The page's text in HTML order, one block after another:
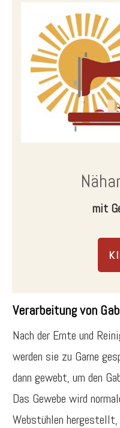
mit
Verarbeitung von
Nach der Ernte und
werden sie zu Garne
dann gewebt, um den
Das Gewebe wird
Webstühlen